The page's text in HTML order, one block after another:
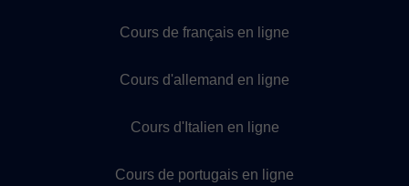
Cours de français en ligne
Cours d'allemand en ligne
Cours d'Italien en ligne
Cours de portugais en ligne